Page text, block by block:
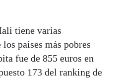
tiene varias
países más pobres
fue de 855 euros en
173 del ranking de